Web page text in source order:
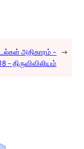
அதிகாரம் –
– திருவிவிலியம்
→